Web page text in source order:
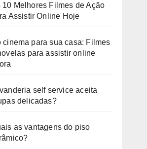
10 Melhores Filmes de Ação
Assistir Online Hoje
cinema para sua casa: Filmes
para assistir online
self service aceita
delicadas?
as vantagens do piso